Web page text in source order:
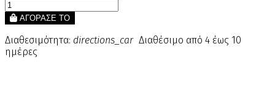
ΑΓΟΡΑΣΕ ΤΟ
Διαθεσιμότητα: directions_car Διαθέσιμο από 4 έως 10
ημέρες